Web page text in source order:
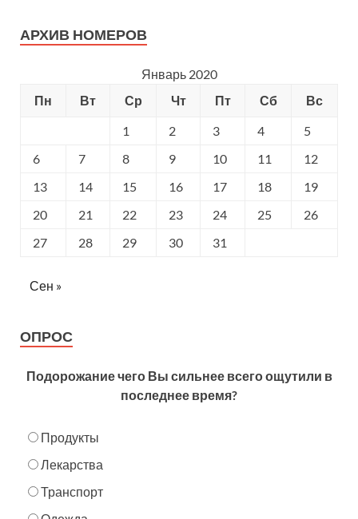
АРХИВ НОМЕРОВ
Январь 2020
Пн
Вт Ср Чт Пт Сб
Вс
1
2 3 4
5
6
7 8 9 10 11
12
13
14 15 16 17 18
19
20
21 22 23 24 25
26
27
28 29 30 31
Сен »
ОПРОС
Подорожание чего Вы сильнее всего ощутили в
последнее время?
Продукты
Лекарства
Транспорт